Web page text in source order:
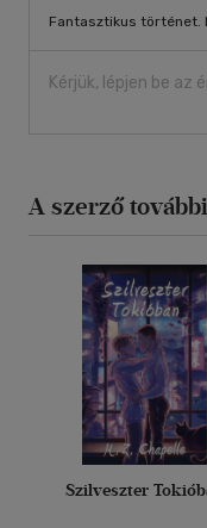
Fantasztikus történet.
Kérjük, lépjen be az
A szerző
Szilveszter